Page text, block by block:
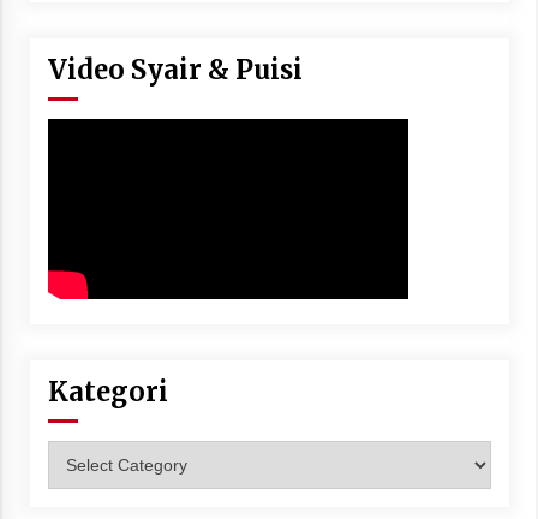
Video Syair & Puisi
Kategori